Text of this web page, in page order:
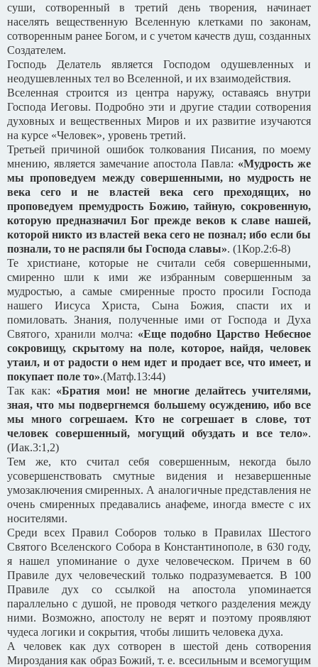
суши, сотворенный в третий день творения, начинает
населять вещественную Вселенную клетками по законам,
сотворенным ранее Богом, и с учетом качеств душ, созданных
Создателем.
Господь Делатель является Господом одушевленных и
неодушевленных тел во Вселенной, и их взаимодействия.
Вселенная строится из центра наружу, оставаясь внутри
Господа Иеговы. Подробно эти и другие стадии сотворения
духовных и вещественных Миров и их развитие изучаются
на курсе «Человек», уровень третий.
Третьей причиной ошибок толкования Писания, по моему
мнению, является замечание апостола Павла: «Мудрость же
мы проповедуем между совершенными, но мудрость не
века сего и не властей века сего преходящих, но
проповедуем премудрость Божию, тайную, сокровенную,
которую предназначил Бог прежде веков к славе нашей,
которой никто из властей века сего не познал; ибо если бы
познали, то не распяли бы Господа славы». (1Кор.2:6-8)
Те христиане, которые не считали себя совершенными,
смиренно шли к ими же избранным совершенным за
мудростью, а самые смиренные просто просили Господа
нашего Иисуса Христа, Сына Божия, спасти их и
помиловать. Знания, полученные ими от Господа и Духа
Святого, хранили молча: «Еще подобно Царство Небесное
сокровищу, скрытому на поле, которое, найдя, человек
утаил, и от радости о нем идет и продает все, что имеет, и
покупает поле то».(Матф.13:44)
Так как: «Братия мои! не многие делайтесь учителями,
зная, что мы подвергнемся большему осуждению, ибо все
мы много согрешаем. Кто не согрешает в слове, тот
человек совершенный, могущий обуздать и все тело».
(Иак.3:1,2)
Тем же, кто считал себя совершенным, некогда было
усовершенствовать смутные видения и незавершенные
умозаключения смиренных. А аналогичные представления не
очень смиренных предавались анафеме, иногда вместе с их
носителями.
Среди всех Правил Соборов только в Правилах Шестого
Святого Вселенского Собора в Константинополе, в 630 году,
я нашел упоминание о духе человеческом. Причем в 60
Правиле дух человеческий только подразумевается. В 100
Правиле дух со ссылкой на апостола упоминается
параллельно с душой, не проводя четкого разделения между
ними. Возможно, апостолу не верят и поэтому проявляют
чудеса логики и сокрытия, чтобы лишить человека духа.
А человек как дух сотворен в шестой день сотворения
Мироздания как образ Божий, т. е. всесильным и всемогущим